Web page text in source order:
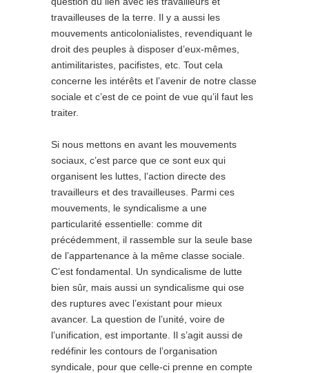
travailleuses de la terre. Il y a aussi les
mouvements anticolonialistes, revendiquant le
droit des peuples à disposer d’eux-mêmes,
antimilitaristes, pacifistes, etc. Tout cela
concerne les intérêts et l’avenir de notre classe
sociale et c’est de ce point de vue qu’il faut les
traiter.
Si nous mettons en avant les mouvements
sociaux, c’est parce que ce sont eux qui
organisent les luttes, l’action directe des
travailleurs et des travailleuses. Parmi ces
mouvements, le syndicalisme a une
particularité essentielle: comme dit
précédemment, il rassemble sur la seule base
de l’appartenance à la même classe sociale.
C’est fondamental. Un syndicalisme de lutte
bien sûr, mais aussi un syndicalisme qui ose
des ruptures avec l’existant pour mieux
avancer. La question de l’unité, voire de
l’unification, est importante. Il s’agit aussi de
redéfinir les contours de l’organisation
syndicale, pour que celle-ci prenne en compte